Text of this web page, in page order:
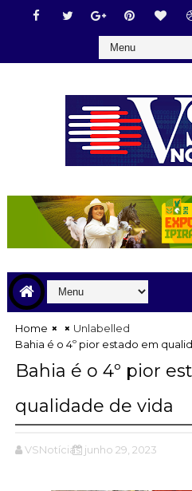
Home
Unlabelled
Bahia é o 4º pior estado em
Bahia é o 4º pior
qualidade de vida
VSNotícias junho 29, 2023